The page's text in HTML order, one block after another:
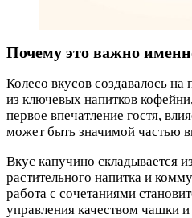
Почему это важно
Колесо вкусов создавалось
из ключевых напитков
первое впечатление гостя,
может быть значимой частью
Вкус капучино складывается
растительного напитка и
работа с сочетаниями
управления качеством чашки